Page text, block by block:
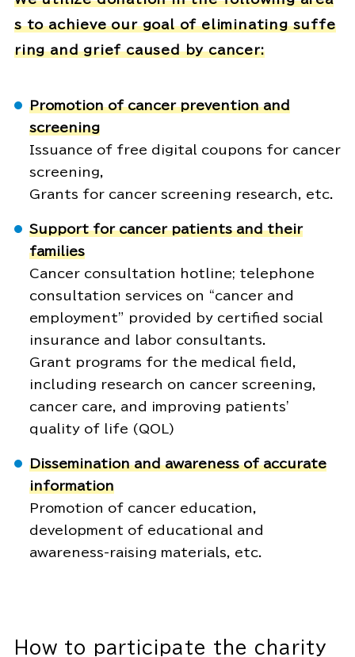
s to achieve our goal of eliminating suffe
ring and grief caused by cancer:
Promotion of cancer prevention and
screening
Issuance of free digital coupons for cancer
screening,
Grants for cancer screening research, etc.
Support for cancer patients and their
families
Cancer consultation hotline; telephone
consultation services on “cancer and
employment” provided by certified social
insurance and labor consultants.
Grant programs for the medical field,
including research on cancer screening,
cancer care, and improving patients’
quality of life (QOL)
Dissemination and awareness of accurate
information
Promotion of cancer education,
development of educational and
awareness-raising materials, etc.
How to participate the charity